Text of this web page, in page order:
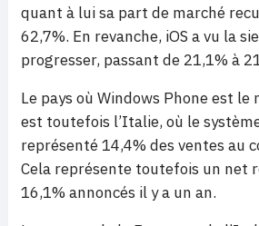
quant à lui sa part de marché
62,7%. En revanche, iOS a vu la
progresser, passant de 21,1% à
Le pays où Windows Phone est
est toutefois l’Italie, où le
représenté 14,4% des ventes au
Cela représente toutefois un net
16,1% annoncés il y a un an.